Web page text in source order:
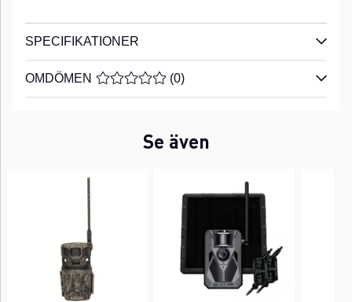
SPECIFIKATIONER
OMDÖMEN MEDELBETYG 0 AV 5 ANTAL BETYG 0
(0)
Se även